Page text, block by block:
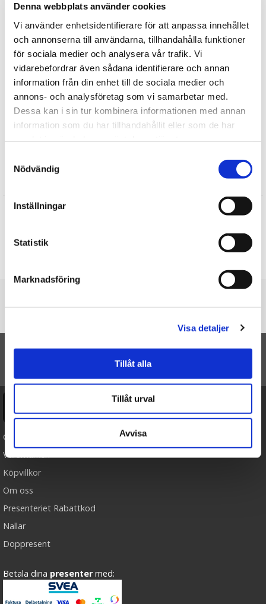
Denna webbplats använder cookies
Vi använder enhetsidentifierare för att anpassa innehållet
och annonserna till användarna, tillhandahålla funktioner
för sociala medier och analysera vår trafik. Vi
vidarebefordrar även sådana identifierare och annan
information från din enhet till de sociala medier och
annons- och analysföretag som vi samarbetar med.
Dessa kan i sin tur kombinera informationen med annan
information som du har tillhandahållit eller som de har
Nödvändig
Inställningar
Statistik
Marknadsföring
Visa detaljer
Tillåt alla
Tillåt urval
Avvisa
Tipsa
Upptäck mer
Jul
Julklappar till Barnen
Presenter till Barnet
Till barnens adventskalendrar
Till Barnens kalaspåse
Det blev nog jätte bra present, bor utomlands, har inte hört
TILL TOPPEN
Cookies
Varumärken
Köpvillkor
Om oss
Presenteriet Rabattkod
Nallar
Doppresent
Betala dina presenter med: